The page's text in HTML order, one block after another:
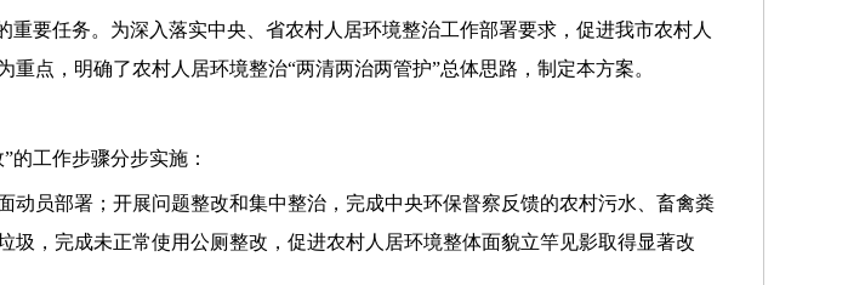
要任务。为深入落实中央、省农村人居环境整治工作部署要求，促进我市农村人
点，明确了农村人居环境整治“两清两治两管护”总体思路，制定本方案。
的工作步骤分步实施：
动员部署；开展问题整改和集中整治，完成中央环保督察反馈的农村污水、畜禽粪
，完成未正常使用公厕整改，促进农村人居环境整体面貌立竿见影取得显著改